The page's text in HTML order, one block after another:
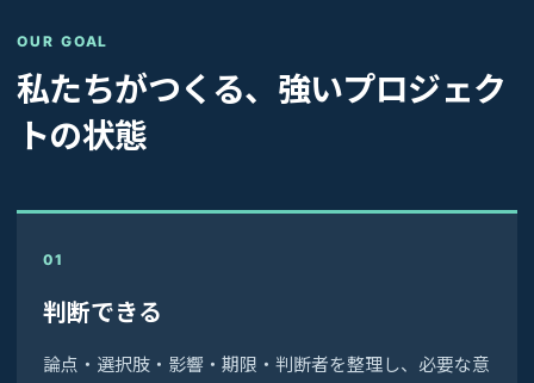
OUR GOAL
私たちがつくる、強いプロジェク
トの状態
01
判断できる
論点・選択肢・影響・期限・判断者を整理し、必要な意